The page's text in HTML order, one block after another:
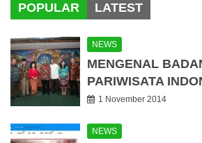
POPULAR LATEST
NEWS
MENGENAL
PARIWISATA
1 November 2014
NEWS